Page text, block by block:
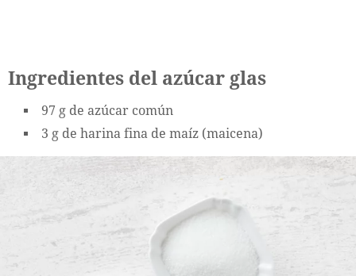
Ingredientes del azúcar glas
97 g de azúcar común
3 g de harina fina de maíz (maicena)